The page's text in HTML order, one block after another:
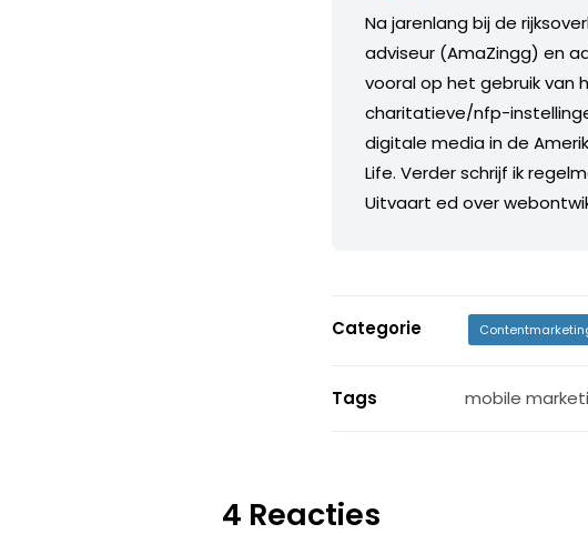
Na jarenlang bij de
adviseur (AmaZingg) en
vooral op het gebruik van
charitatieve/nfp-
digitale media in de
Life. Verder schrijf ik
Uitvaart ed over
Categorie
Tags mobile
4 Reacties